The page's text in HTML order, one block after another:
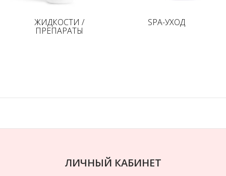
ЖИДКОСТИ /
ПРЕПАРАТЫ
SPA-УХОД
ЛИЧНЫЙ КАБИНЕТ